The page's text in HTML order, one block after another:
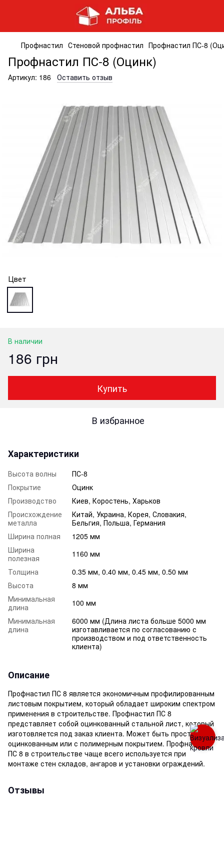
Профнастил Стеновой профнастил Профнастил ПС-8
Профнастил ПС-8 (Оцинк)
Артикул: 186 Оставить отзыв
Цвет
В наличии
186 грн
Купить
В избранное
Характеристики
Высота волны
ПС-8
Покрытие
Оцинк
Производство
Киев, Коростень, Харьков
Происхождение
металла
Китай, Украина, Корея, Словакия,
Бельгия, Польша, Германия
Ширина полная
1205 мм
Ширина
полезная
1160 мм
Толщина
0.35 мм, 0.40 мм, 0.45 мм, 0.50 мм
Высота
8 мм
Минимальная
длина
100 мм
Минимальная
длина
6000 мм (Длина листа больше 5000 мм
изготавливается по согласованию с
производством и под ответственность
клиента)
Описание
Профнастил ПС 8 является экономичным профилированным
листовым покрытием, который обладает широким спектром
применения в строительстве. Профнастил ПС 8
представляет собой оцинкованный стальной лист, который
изготовляется под заказ клиента. Может быть просто
оцинкованным или с полимерным покрытием. Профнастил
ПС 8 в строительстве чаще всего используется при
монтаже стен складов, ангаров и установки ограждений.
Отзывы